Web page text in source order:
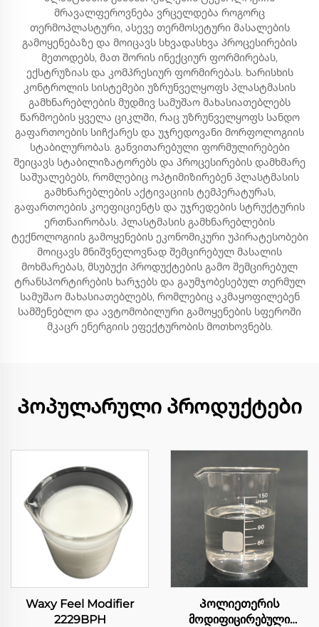
მრავალფეროვნება ვრცელდება როგორც
თერმოპლასტური, ასევე თერმოსეტური მასალების
გამოყენებაზე და მოიცავს სხვადასხვა პროცესირების
მეთოდებს, მათ შორის ინექციურ ფორმირებას,
ექსტრუზიას და კომპრესიურ ფორმირებას. ხარისხის
კონტროლის სისტემები უზრუნველყოფს პლასტმასის
გამხნარებლების მუდმივ სამუშაო მახასიათებლებს
წარმოების ყველა ციკლში, რაც უზრუნველყოფს სანდო
გაფართოების სიჩქარეს და უჯრედოვანი მორფოლოგიის
სტაბილურობას. განვითარებული ფორმულირებები
შეიცავს სტაბილიზატორებს და პროცესირების დამხმარე
საშუალებებს, რომლებიც ოპტიმიზირებენ პლასტმასის
გამხნარებლების აქტივაციის ტემპერატურას,
გაფართოების კოეფიციენტს და უჯრედების სტრუქტურის
ერთნაირობას. პლასტმასის გამხნარებლების
ტექნოლოგიის გამოყენების ეკონომიკური უპირატესობები
მოიცავს მნიშვნელოვნად შემცირებულ მასალის
მოხმარებას, მსუბუქი პროდუქტების გამო შემცირებულ
ტრანსპორტირების ხარჯებს და გაუმჯობესებულ თერმულ
სამუშაო მახასიათებლებს, რომლებიც აკმაყოფილებენ
სამშენებლო და ავტომობილური გამოყენების სფეროში
მკაცრ ენერგიის ეფექტურობის მოთხოვნებს.
Პოპულარული პროდუქტები
Waxy Feel Modifier
2229BPH
Პოლიეთერის
მოდიფიცირებული